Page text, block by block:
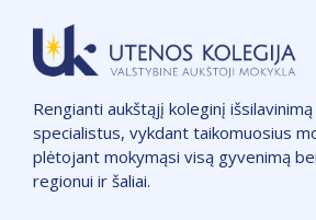
Rengianti aukštąjį koleginį
specialistus, vykdant taikomuosius
plėtojant mokymąsi visą gyvenimą
regionui ir šaliai.